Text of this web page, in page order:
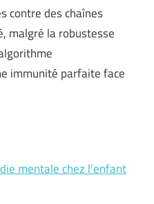
contre des chaînes
malgré la robustesse
immunité parfaite face
mentale chez l’enfant